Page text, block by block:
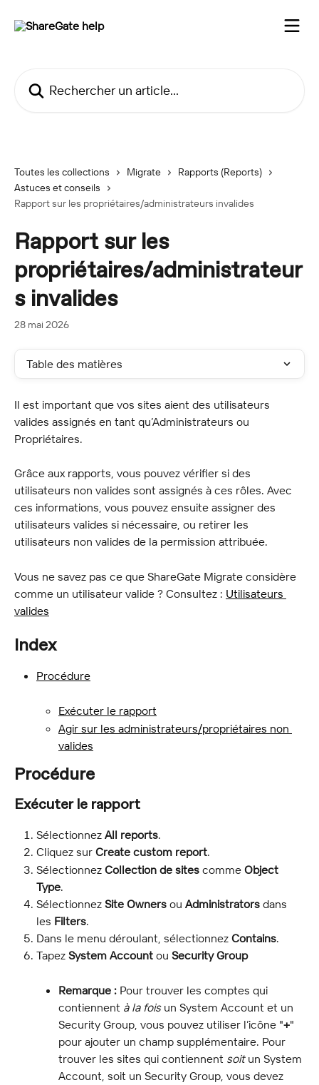
Toutes les collections Migrate
Rapports (Reports)
Astuces et conseils
Rapport sur les propriétaires/administrateurs invalides
Rapport sur les
propriétaires/administrateur
s invalides
28 mai 2026
Table des matières
Il est important que vos sites aient des utilisateurs
valides assignés en tant qu’Administrateurs ou
Propriétaires.
Grâce aux rapports, vous pouvez vérifier si des
utilisateurs non valides sont assignés à ces rôles. Avec
ces informations, vous pouvez ensuite assigner des
utilisateurs valides si nécessaire, ou retirer les
utilisateurs non valides de la permission attribuée.
Vous ne savez pas ce que ShareGate Migrate considère
comme un utilisateur valide ? Consultez : Utilisateurs
valides
Index
Procédure
Exécuter le rapport
Agir sur les administrateurs/propriétaires non
valides
Procédure
Exécuter le rapport
Sélectionnez All reports.
Cliquez sur Create custom report.
Sélectionnez Collection de sites comme Object
Type.
Sélectionnez Site Owners ou Administrators dans
les Filters.
Dans le menu déroulant, sélectionnez Contains.
Tapez System Account ou Security Group
Remarque : Pour trouver les comptes qui
contiennent à la fois un System Account et un
Security Group, vous pouvez utiliser l’icône "+"
pour ajouter un champ supplémentaire. Pour
trouver les sites qui contiennent soit un System
Account, soit un Security Group, vous devez